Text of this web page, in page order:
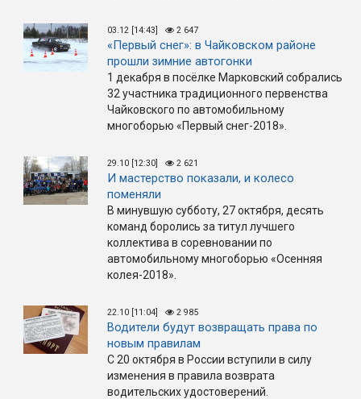
03.12 [14:43] 2 647
«Первый снег»: в Чайковском районе
прошли зимние автогонки
1 декабря в посёлке Марковский собрались
32 участника традиционного первенства
Чайковского по автомобильному
многоборью «Первый снег-2018».
29.10 [12:30] 2 621
И мастерство показали, и колесо
поменяли
В минувшую субботу, 27 октября, десять
команд боролись за титул лучшего
коллектива в соревновании по
автомобильному многоборью «Осенняя
колея-2018».
22.10 [11:04] 2 985
Водители будут возвращать права по
новым правилам
С 20 октября в России вступили в силу
изменения в правила возврата
водительских удостоверений.